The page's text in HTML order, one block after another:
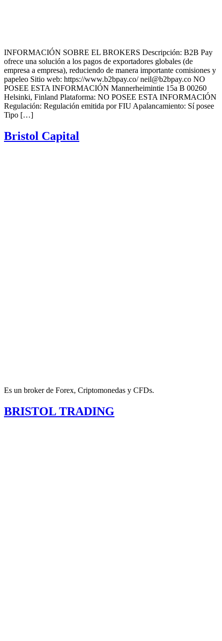
INFORMACIÓN SOBRE EL BROKERS Descripción: B2B Pay
ofrece una solución a los pagos de exportadores globales (de
empresa a empresa), reduciendo de manera importante comisiones y
papeleo Sitio web: https://www.b2bpay.co/ neil@b2bpay.co NO
POSEE ESTA INFORMACIÓN Mannerheimintie 15a B 00260
Helsinki, Finland Plataforma: NO POSEE ESTA INFORMACIÓN
Regulación: Regulación emitida por FIU Apalancamiento: Sí posee
Tipo […]
Bristol Capital
Es un broker de Forex, Criptomonedas y CFDs.
BRISTOL TRADING